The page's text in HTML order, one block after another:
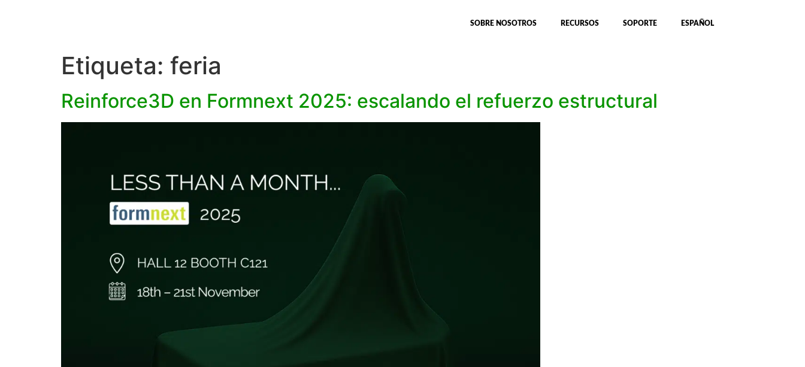
SOBRE NOSOTROS RECURSOS SOPORTE ESPAÑOL
Etiqueta: feria
Reinforce3D en Formnext 2025: escalando el refuerzo estructural